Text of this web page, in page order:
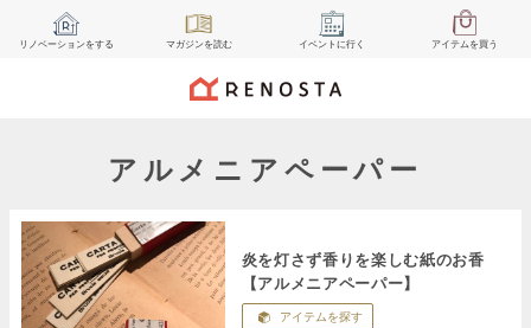
リノベーションをする マガジンを読む イベント に行く アイテムを買う
アルメニアペーパー
炎を灯さず香りを楽しむ紙のお香
【アルメニアペーパー】
アイテムを探す